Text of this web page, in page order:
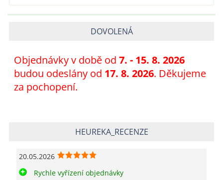
DOVOLENÁ
Objednávky v době od 7. - 15. 8. 2026
budou odeslány od 17. 8. 2026. Děkujeme
za pochopení.
HEUREKA_RECENZE
20.05.2026
Rychle vyřízení objednávky